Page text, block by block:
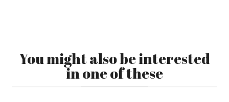
You might also be interested
in one of these